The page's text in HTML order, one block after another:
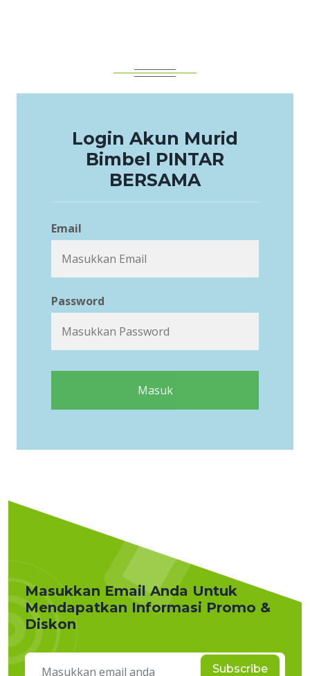
Login Akun Murid
Bimbel PINTAR
BERSAMA
Email
Password
Masuk
Masukkan Email Anda Untuk
Mendapatkan Informasi Promo &
Diskon
Subscribe